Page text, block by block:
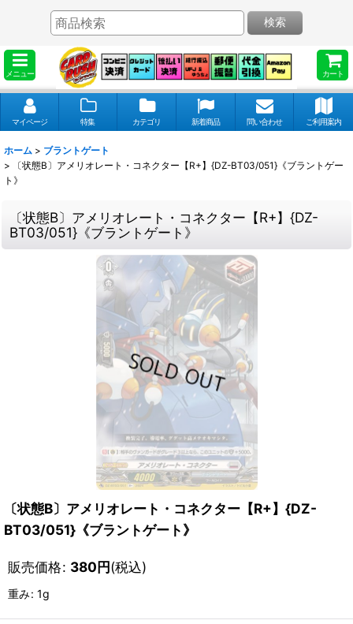
メニュー カート
検索
マイページ 特集 カテゴリ 新着商品 問い合わせ ご利用案内
ホーム > ブラントゲート
>
〔状態B〕アメリオレート・コネクター【R+】{DZ-BT03/051}《ブラントゲー
ト》
〔状態B〕アメリオレート・コネクター【R+】{DZ-
BT03/051}《ブラントゲート》
〔状態B〕アメリオレート・コネクター【R+】{DZ-
BT03/051}《ブラントゲート》
販売価格: 380円(税込)
重み: 1g